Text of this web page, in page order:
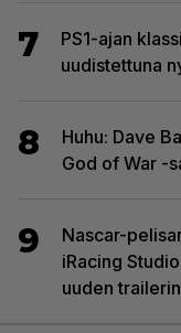
7
PS1-ajan
uudistettuna
8
Huhu: Dave
God of War -
9
Nascar-
iRacing
uuden trailerin